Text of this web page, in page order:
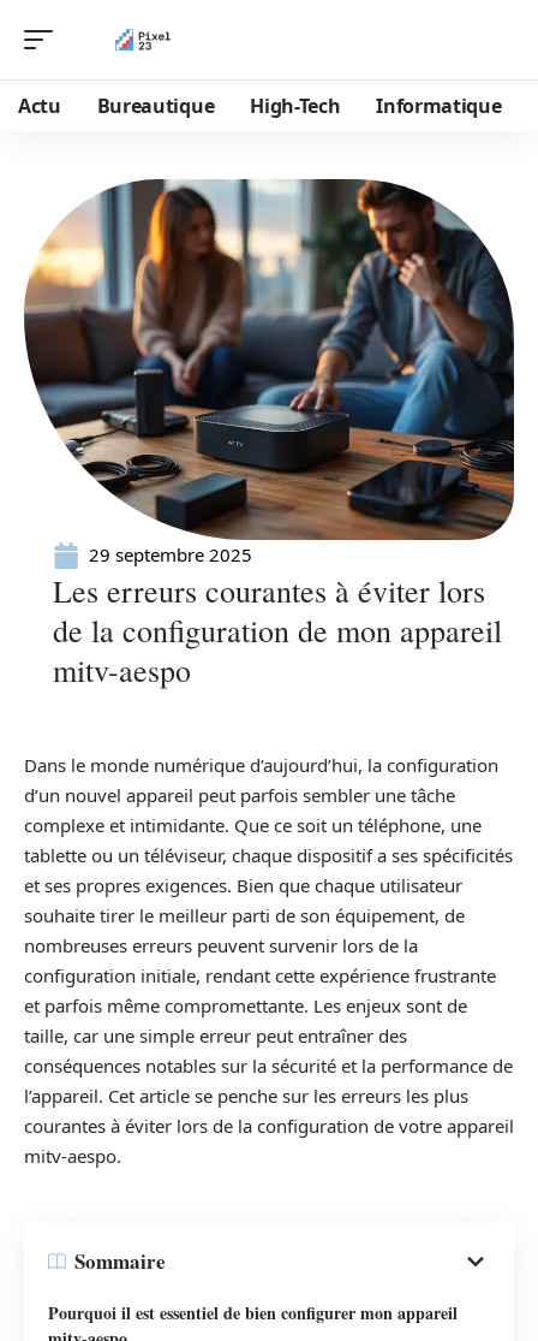
Actu Bureautique High-Tech Informatique
29 septembre 2025
Les erreurs courantes à éviter lors
de la configuration de mon appareil
mitv-aespo
Dans le monde numérique d’aujourd’hui, la configuration
d’un nouvel appareil peut parfois sembler une tâche
complexe et intimidante. Que ce soit un téléphone, une
tablette ou un téléviseur, chaque dispositif a ses spécificités
et ses propres exigences. Bien que chaque utilisateur
souhaite tirer le meilleur parti de son équipement, de
nombreuses erreurs peuvent survenir lors de la
configuration initiale, rendant cette expérience frustrante
et parfois même compromettante. Les enjeux sont de
taille, car une simple erreur peut entraîner des
conséquences notables sur la sécurité et la performance de
l’appareil. Cet article se penche sur les erreurs les plus
courantes à éviter lors de la configuration de votre appareil
mitv-aespo.
Sommaire
Pourquoi il est essentiel de bien configurer mon appareil